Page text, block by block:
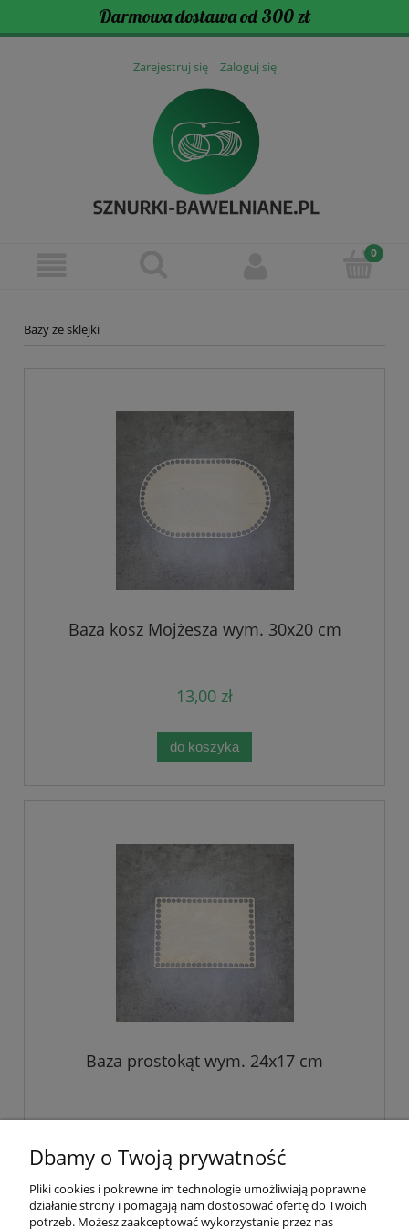
Darmowa dostawa od 300 zł
Zarejestruj się Zaloguj się
Bazy ze sklejki
Baza kosz Mojżesza wym. 30x20 cm
13,00 zł
do koszyka
Baza prostokąt wym. 24x17 cm
Dbamy o Twoją prywatność
Pliki cookies i pokrewne im technologie umożliwiają poprawne
działanie strony i pomagają nam dostosować ofertę do Twoich
potrzeb. Możesz zaakceptować wykorzystanie przez nas